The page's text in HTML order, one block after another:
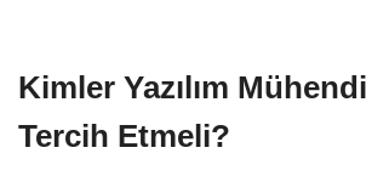
Kimler Yazılım
Tercih Etmeli?